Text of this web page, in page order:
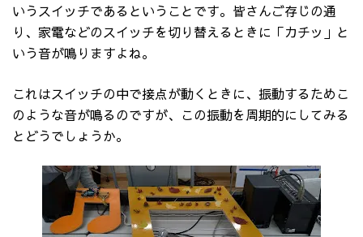
いうスイッチであるということです。皆さんご存じの通
り、家電などのスイッチを切り替えるときに「カチッ」と
いう音が鳴りますよね。
これはスイッチの中で接点が動くときに、振動するためこ
のような音が鳴るのですが、この振動を周期的にしてみる
とどうでしょうか。